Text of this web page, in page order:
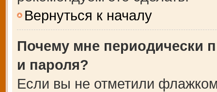
Вернуться к началу
Почему мне периодически
и пароля?
Если вы не отметили